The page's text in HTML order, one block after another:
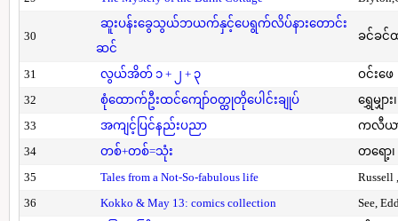
30
ဆူးပန်းခွေသွယ်ဘယက်နှင့်ပေရွက်လိပ်နားတောင်း
ဆင်
ခင်ခင်
31 လွယ်အိတ် ၁ + ၂ + ၃
ဝင်းဖေ
32
စုံထောက်ဦးထင်ကျော်ဝတ္ထုတိုပေါင်းချုပ်
ရွှေမျှား
33
အကျင့်ပြင်နည်းပညာ
ကလီယာ
34
တစ်+တစ်=သုံး
တရော့၊
35
Tales from a Not-So-fabulous life
Russell
36
Kokko & May 13: comics collection
See,